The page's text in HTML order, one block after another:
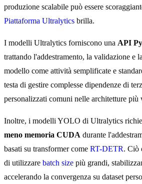
produzione scalabile può essere
Piattaforma Ultralytics brilla.
I modelli Ultralytics forniscono una API
trattando l'addestramento, la validazione e
modello come attività semplificate e
testa di gestire complesse dipendenze di
personalizzati comuni nelle architetture più
Inoltre, i modelli YOLO di Ultralytics
meno memoria CUDA durante
basati su transformer come RT-DETR. Ciò
di utilizzare batch size più grandi,
accelerando la convergenza su dataset